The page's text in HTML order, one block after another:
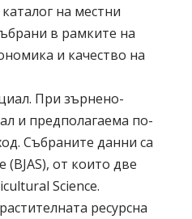
на местни
в рамките на
и качество на
При зърнено-
и предполагаема по-
Събраните данни са
от които две
Science.
ресурсна